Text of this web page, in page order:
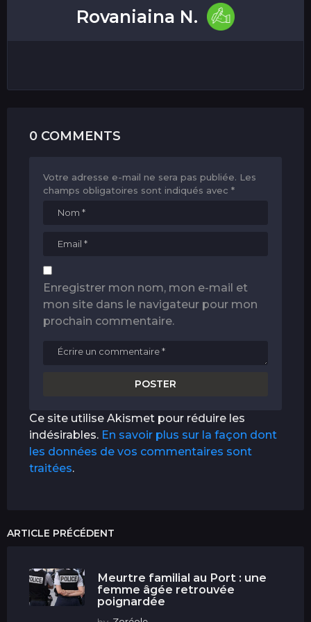
Rovaniaina N.
0 COMMENTS
Votre adresse e-mail ne sera pas publiée. Les
champs obligatoires sont indiqués avec *
Enregistrer mon nom, mon e-mail et
mon site dans le navigateur pour mon
prochain commentaire.
Ce site utilise Akismet pour réduire les
indésirables. En savoir plus sur la façon dont
les données de vos commentaires sont
traitées.
ARTICLE PRÉCÉDENT
Meurtre familial au Port : une
femme âgée retrouvée
poignardée